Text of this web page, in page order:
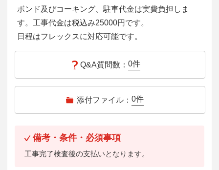
ボンド及びコーキング、駐車代金は実費負担しま
す。工事代金は税込み25000円です。
日程はフレックスに対応可能です。
Q&A質問数： 0件
添付ファイル： 0件
備考・条件・必須事項
工事完了検査後の支払いとなります。